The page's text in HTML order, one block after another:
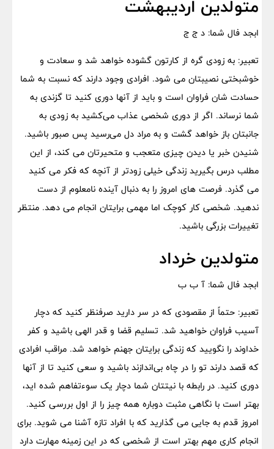
متولدین اردیبهشت
ابجد فال شما: د ج ج
تعبیر: به زودی گره از کارتون گشوده خواهد شد و سعادت و
خوشبختی نصیبتان می شود. افرادی وجود دارند که نسبت به شما
حسادت شان فراوان است و باید از آنها دوری کنید تا گزندی به
شما نرساند. اگر از دوری شخصی عذاب می‌کشید به زودی به
جانبتان باز خواهد گشت و به مراد دل می‌رسید پس صبور باشید.
شنیدن خبر یا دیدن چیزی متعجب و متحیرتان می کند، از این
مطلب درس بگیرید زندگی خیلی زودتر از آنچه که فکر می کنید
می گذرد. فرصت های امروز را به دنبال آینده نامعلوم از دست
ندهید. شخصی کار کوچک اما مهمی برایتان انجام می دهد. منتظر
تغییرات بزرگی باشید.
متولدین خرداد
ابجد فال شما: آ ب ب
تعبیر: حتماً از مقصودی که در سر دارید صرفنظر کنید که دچار
آسیب فراوان خواهید شد. تسلیم قضا و قدر الهی باشید و کفر
خداوند را نگویید که زندگی برایتان جهنم خواهد شد. مراقب افرادی
که قصد دارند تو را در چاه بی‌اندازند باشید و سعی کنید تا از آنها
دوری کنید. در رابطه با نیتتان شما دچار یک سوءتفاهم شده اید،
بهتر است با نگاهی مثبت دوباره همه چیز را از اول بررسی کنید.
امروز قدم به جایی می گذارید که با افراد تازه آشنا می شوید. برای
انجام کاری مهم بهتر است از شخصی که در این زمینه مهارت دارد